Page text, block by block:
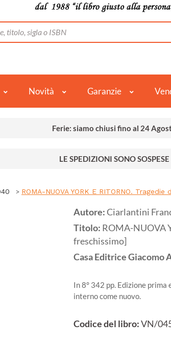
Novità Garanzie
Ferie: siamo chiusi fino al 24
LE SPEDIZIONI SONO SOSPESE
ROMA-NUOVA YORK E RITORNO.
Autore:Ciarlantini
Titolo: ROMA-NUOVA
freschissimo]
Casa Editrice Giacomo
In 8° 342 pp. Edizione
interno come nuovo.
Codice del libro:VN/